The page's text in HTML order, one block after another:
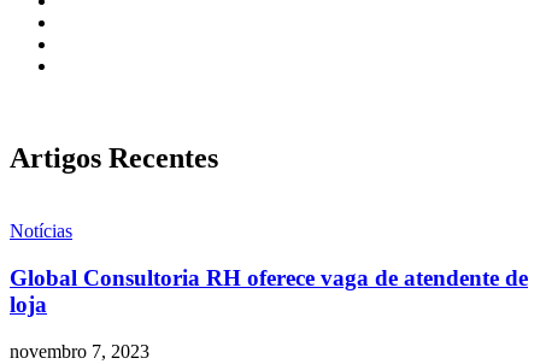
Artigos Recentes
Notícias
Global Consultoria RH oferece vaga de atendente de
loja
novembro 7, 2023